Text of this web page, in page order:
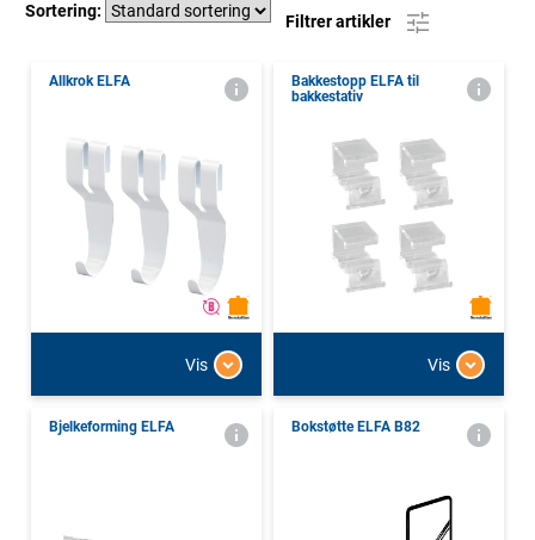
Sortering:
Filtrer artikler
Allkrok ELFA
Vis
Bakkestopp ELFA til
bakkestativ
Vis
Bjelkeforming ELFA Bokstøtte ELFA B82